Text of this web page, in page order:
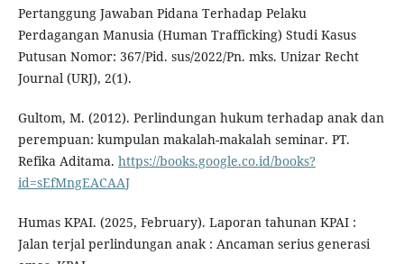
Pertanggung Jawaban Pidana Terhadap Pelaku
Perdagangan Manusia (Human Trafficking) Studi Kasus
Putusan Nomor: 367/Pid. sus/2022/Pn. mks. Unizar Recht
Journal (URJ), 2(1).
Gultom, M. (2012). Perlindungan hukum terhadap anak dan
perempuan: kumpulan makalah-makalah seminar. PT.
Refika Aditama. https://books.google.co.id/books?
id=sEfMngEACAAJ
Humas KPAI. (2025, February). Laporan tahunan KPAI :
Jalan terjal perlindungan anak : Ancaman serius generasi